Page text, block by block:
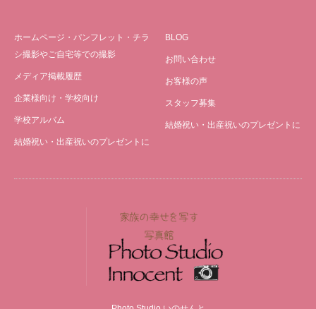
ホームページ・パンフレット・チラ
シ撮影やご自宅等での撮影
メディア掲載履歴
企業様向け・学校向け
学校アルバム
結婚祝い・出産祝いのプレゼントに
BLOG
お問い合わせ
お客様の声
スタッフ募集
結婚祝い・出産祝いのプレゼントに